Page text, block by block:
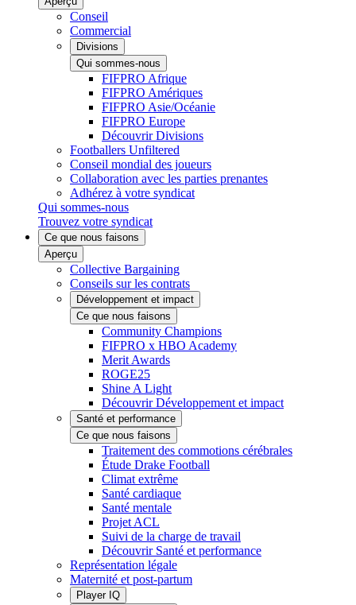
Conseil
Commercial
Divisions
Qui sommes-nous
FIFPRO Afrique
FIFPRO Amériques
FIFPRO Asie/Océanie
FIFPRO Europe
Découvrir Divisions
Footballers Unfiltered
Conseil mondial des joueurs
Collaboration avec les parties prenantes
Adhérez à votre syndicat
Qui sommes-nous
Trouvez votre syndicat
Ce que nous faisons
Aperçu
Collective Bargaining
Conseils sur les contrats
Développement et impact
Ce que nous faisons
Community Champions
FIFPRO x HBO Academy
Merit Awards
ROGE25
Shine A Light
Découvrir Développement et impact
Santé et performance
Ce que nous faisons
Traitement des commotions cérébrales
Étude Drake Football
Climat extrême
Santé cardiaque
Santé mentale
Projet ACL
Suivi de la charge de travail
Découvrir Santé et performance
Représentation légale
Maternité et post-partum
Player IQ